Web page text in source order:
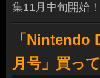
集11月中旬開始！
「Nintendo
月号」買っ